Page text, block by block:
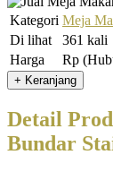
Kategori Meja
Di lihat
361 kali
Harga
Rp
Detail
Bundar